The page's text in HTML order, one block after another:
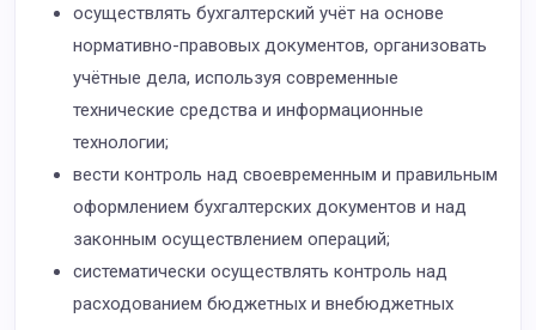
осуществлять бухгалтерский учёт на основе
нормативно-правовых документов, организовать
учётные дела, используя современные
технические средства и информационные
технологии;
вести контроль над своевременным и правильным
оформлением бухгалтерских документов и над
законным осуществлением операций;
систематически осуществлять контроль над
расходованием бюджетных и внебюджетных